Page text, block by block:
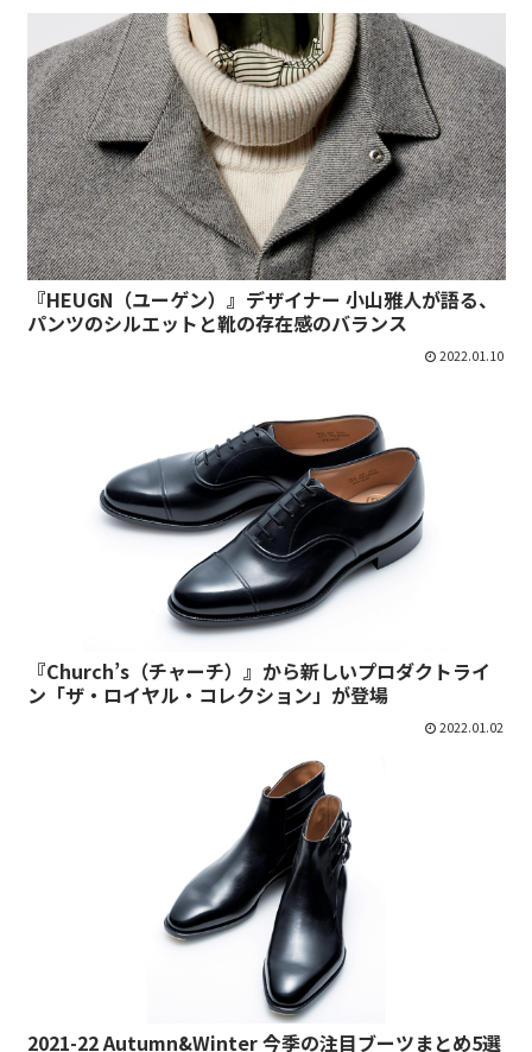
『HEUGN（ユーゲン）』デザイナー 小山雅人が語る、
パンツのシルエットと靴の存在感のバランス
2022.01.10
『Church’s（チャーチ）』から新しいプロダクトライ
ン「ザ・ロイヤル・コレクション」が登場
2022.01.02
2021-22 Autumn&Winter 今季の注目ブーツまとめ5選